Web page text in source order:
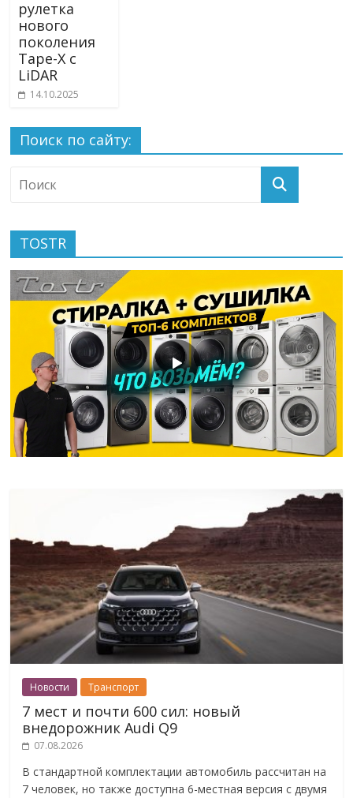
рулетка
нового
поколения
Tape-X с
LiDAR
14.10.2025
Поиск по сайту:
TOSTR
Новости Транспорт
7 мест и почти 600 сил: новый
внедорожник Audi Q9
07.08.2026
В стандартной комплектации автомобиль рассчитан на
7 человек, но также доступна 6-местная версия с двумя